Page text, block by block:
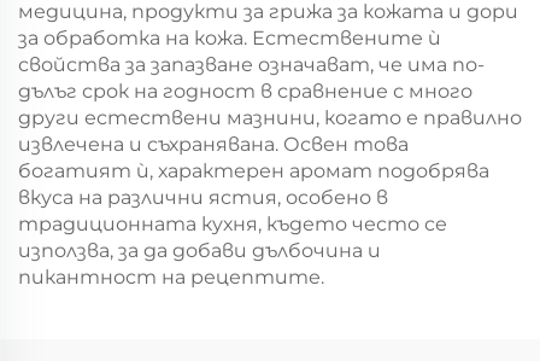
медицина, продукти за грижа за кожата и дори
за обработка на кожа. Естествените ѝ
свойства за запазване означават, че има по-
дълъг срок на годност в сравнение с много
други естествени мазнини, когато е правилно
извлечена и съхранявана. Освен това
богатият ѝ, характерен аромат подобрява
вкуса на различни ястия, особено в
традиционната кухня, където често се
използва, за да добави дълбочина и
пикантност на рецептите.